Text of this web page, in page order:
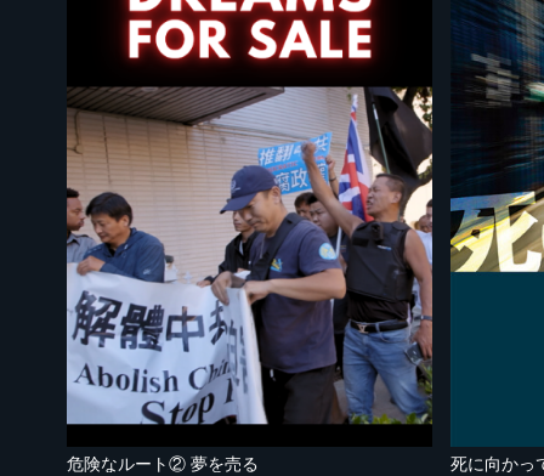
危険なルート② 夢を売る 死に向かっ